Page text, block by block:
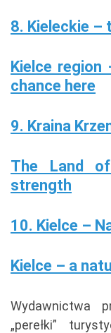
8. Kieleckie –
Kielce region
chance here
9. Kraina
The Land
strength
10. Kielce –
Kielce – a
Wydawnictwa
„perełki”